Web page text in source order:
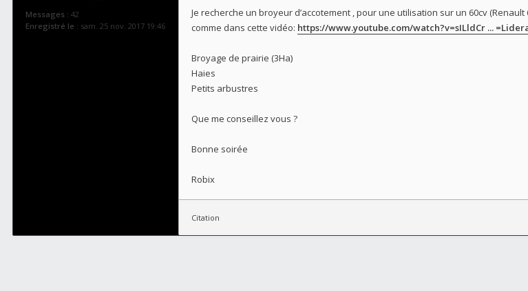
Messages : 42
Enregistré le : sam. 25 nov. 2017 19:46
Je recherche un broyeur d’accotement , pour une utilisation sur un 60cv
comme dans cette vidéo: https://www.youtube.com/watch?v=sILldCr ...
Broyage de prairie (3Ha)
Haies
Petits arbustres
Que me conseillez vous ?
Bonne soirée
Robix
Citation